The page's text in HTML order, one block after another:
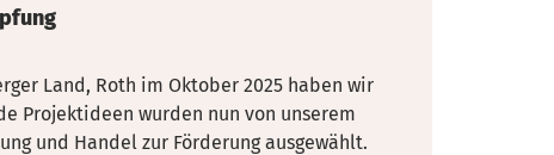
Land, Roth im Oktober 2025 haben wir
Projektideen wurden nun von unserem
und Handel zur Förderung ausgewählt.